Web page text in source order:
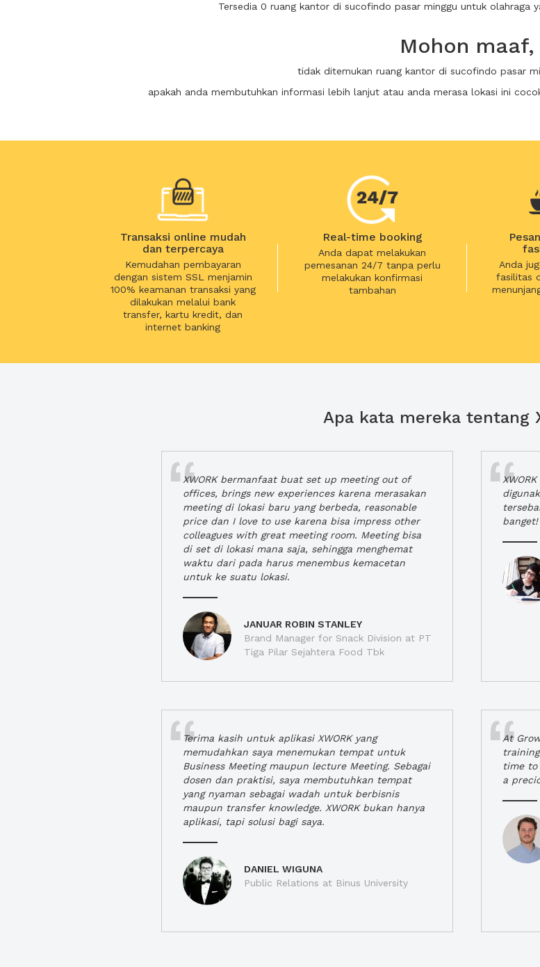
Tersedia 0 ruang kantor di sucofindo pasar minggu untuk olahraga
Mohon maaf,
tidak ditemukan ruang kantor di sucofindo pasar
apakah anda membutuhkan informasi lebih lanjut atau anda merasa lokasi ini
Transaksi online mudah
dan terpercaya
Kemudahan pembayaran
dengan sistem SSL menjamin
100% keamanan transaksi yang
dilakukan melalui bank
transfer, kartu kredit, dan
internet banking
Real-time booking
Anda dapat melakukan
pemesanan 24/7 tanpa perlu
melakukan konfirmasi
tambahan
Anda
fasilitas
Apa kata mereka tentang
XWORK bermanfaat buat set up meeting out of
offices, brings new experiences karena merasakan
meeting di lokasi baru yang berbeda, reasonable
price dan I love to use karena bisa impress other
colleagues with great meeting room. Meeting bisa
di set di lokasi mana saja, sehingga menghemat
waktu dari pada harus menembus kemacetan
untuk ke suatu lokasi.
JANUAR ROBIN STANLEY
Brand Manager for Snack Division at PT
Tiga Pilar Sejahtera Food Tbk
banget!
Terima kasih untuk aplikasi XWORK yang
memudahkan saya menemukan tempat untuk
Business Meeting maupun lecture Meeting. Sebagai
dosen dan praktisi, saya membutuhkan tempat
yang nyaman sebagai wadah untuk berbisnis
maupun transfer knowledge. XWORK bukan hanya
aplikasi, tapi solusi bagi saya.
DANIEL WIGUNA
Public Relations at Binus University
At
time to
a